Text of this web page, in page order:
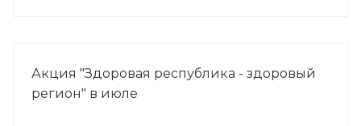
Акция "Здоровая республика - здоровый
регион" в июле